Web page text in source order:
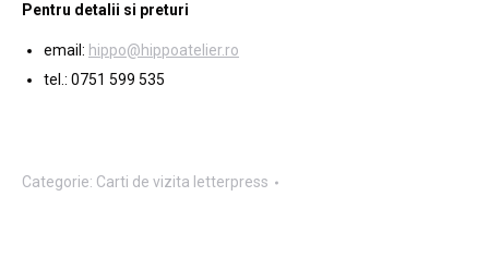
Pentru detalii si preturi
email: hippo@hippoatelier.ro
tel.: 0751 599 535
Categorie: Carti de vizita letterpress